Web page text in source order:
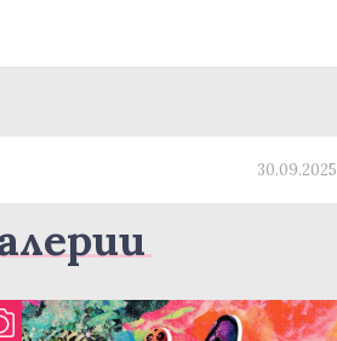
30.09.2025